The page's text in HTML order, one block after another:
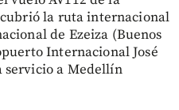
la ruta internacional
de Ezeiza (Buenos
Internacional José
servicio a Medellín